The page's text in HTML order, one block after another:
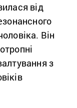
від
Він
з